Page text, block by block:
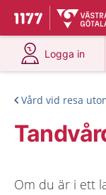
Till startsidan för
Du har
Logga in
på 1177.se
Vård vid resa
Om du är i ett